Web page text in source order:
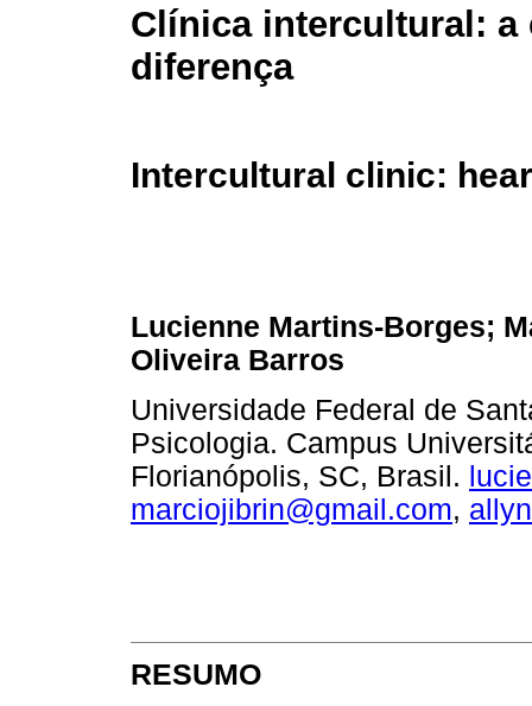
Clínica intercultural: a
diferença
Intercultural clinic:
Lucienne Martins-Borges;
Oliveira Barros
Universidade Federal de
Psicologia. Campus
Florianópolis, SC, Brasil.
marciojibrin@gmail.com,
RESUMO